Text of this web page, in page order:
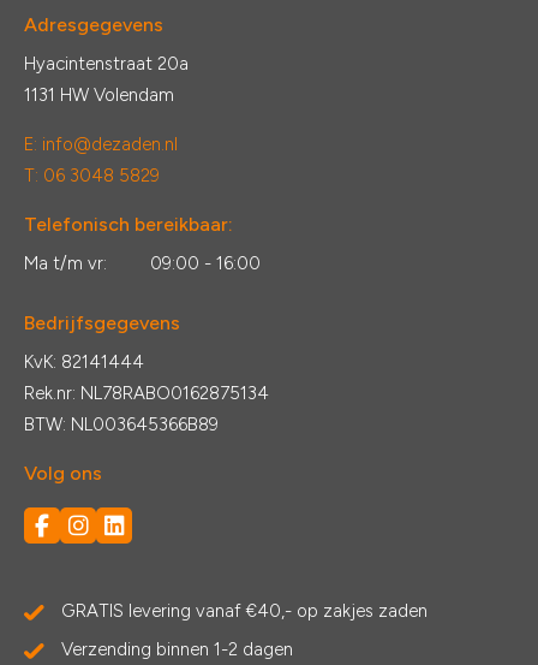
Adresgegevens
Hyacintenstraat 20a
1131 HW Volendam
E: info@dezaden.nl
T: 06 3048 5829
Telefonisch bereikbaar:
Ma t/m vr: 09:00 - 16:00
Bedrijfsgegevens
KvK: 82141444
Rek.nr: NL78RABO0162875134
BTW: NL003645366B89
Volg ons
GRATIS levering vanaf €40,- op zakjes zaden
Verzending binnen 1-2 dagen